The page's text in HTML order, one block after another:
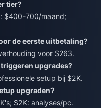
tier?
$400-700/maand;
de eerste uitbetaling?
voor $263.
upgrades?
setup bij $2K.
upgraden?
$2K: analyses/pc.